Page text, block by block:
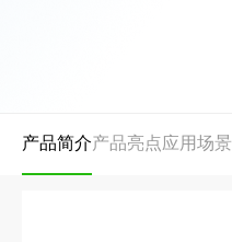
产品简介产品亮点应用场景